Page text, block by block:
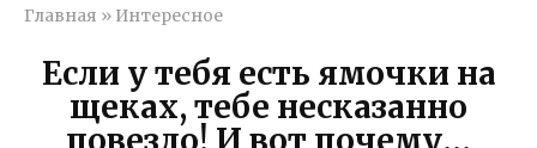
Главная » Интересное
Если у тебя есть ямочки на
щеках, тебе несказанно